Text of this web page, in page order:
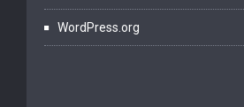
WordPress.org